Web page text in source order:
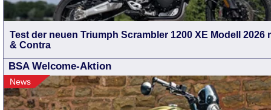
Test der neuen Triumph Scrambler 1200 XE Modell 2026
& Contra
BSA Welcome-Aktion
News